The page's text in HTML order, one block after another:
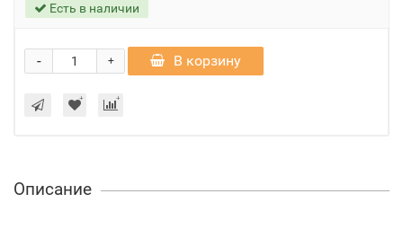
Есть в наличии
+
- В корзину
Описание